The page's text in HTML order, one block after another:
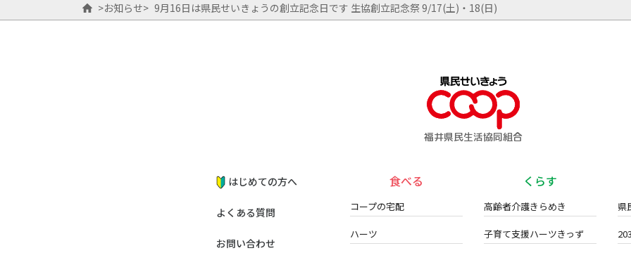
>お知らせ> 9月16日は県民せいきょうの創立記念日です 生協創立記念祭 9/17(土)・18(日)
福井県民生活協同組合
食べる
コープの宅配
ハーツ
くらす
高齢者介護きらめき
子育て支援ハーツきっず
県
はじめての方へ
よくある質問
お問い合わせ